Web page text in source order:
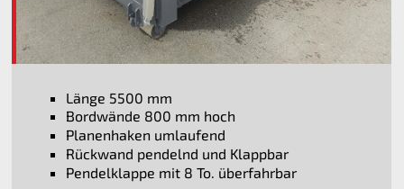
Länge 5500 mm
Bordwände 800 mm hoch
Planenhaken umlaufend
Rückwand pendelnd und Klappbar
Pendelklappe mit 8 To. überfahrbar